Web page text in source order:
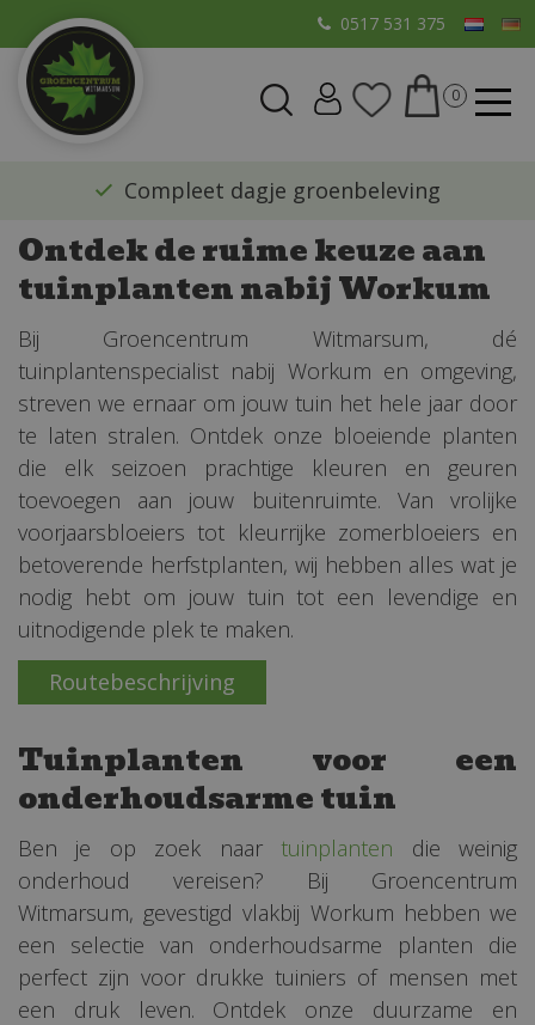
a
0517 531 375
​Compleet dagje groenbeleving
Ontdek de ruime keuze aan
tuinplanten nabij Workum
Bij Groencentrum Witmarsum, dé
tuinplantenspecialist nabij Workum en omgeving,
streven we ernaar om jouw tuin het hele jaar door
te laten stralen. Ontdek onze bloeiende planten
die elk seizoen prachtige kleuren en geuren
toevoegen aan jouw buitenruimte. Van vrolijke
voorjaarsbloeiers tot kleurrijke zomerbloeiers en
betoverende herfstplanten, wij hebben alles wat je
nodig hebt om jouw tuin tot een levendige en
uitnodigende plek te maken.
Routebeschrijving
Tuinplanten voor een
onderhoudsarme tuin
Ben je op zoek naar tuinplanten die weinig
onderhoud vereisen? Bij Groencentrum
Witmarsum, gevestigd vlakbij Workum hebben we
een selectie van onderhoudsarme planten die
perfect zijn voor drukke tuiniers of mensen met
een druk leven. Ontdek onze duurzame en